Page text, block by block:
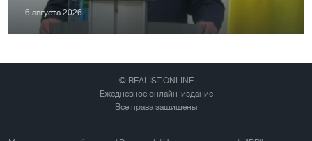
6 августа 2026
© REALIST.ONLINE
Ежедневное онлайн-издание
Все права защищены